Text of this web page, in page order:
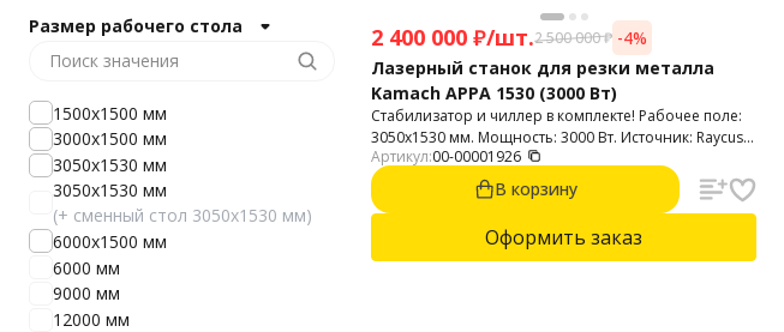
2 400 000 ₽/шт.2 500 000₽ -4%
Лазерный станок для резки металла
Kamach APPA 1530 (3000 Вт)
Стабилизатор и чиллер в комплекте! Рабочее поле:
3050х1530 мм. Мощность: 3000 Вт. Источник: Raycus.
Автофокус. Резка стали до 22 мм. Нержавейки до 10
мм. Алюминий до 8 мм.
Артикул:00-00001926
В корзину
Оформить заказ
Размер рабочего стола
1500х1500 мм
3000х1500 мм
3050x1530 мм
3050x1530 мм
(+ сменный стол 3050x1530 мм)
6000х1500 мм
6000 мм
9000 мм
12000 мм